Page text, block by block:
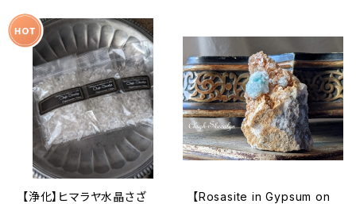
【浄化】ヒマラヤ水晶さざ
【Rosasite in Gypsum on